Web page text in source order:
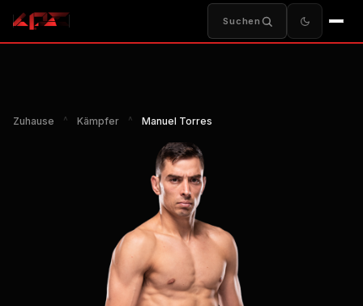
Suchen
Zuhause ^ Kämpfer ^ Manuel Torres